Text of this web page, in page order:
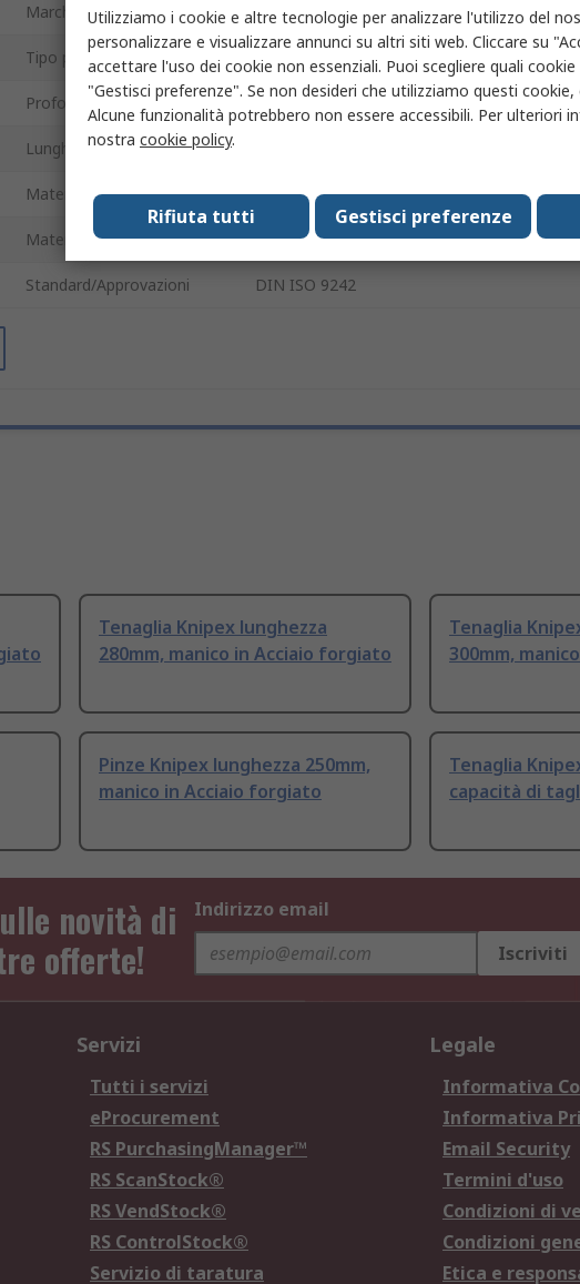
Marchio Knipex
Tipo prodotto Tenaglia
Profondità di taglio 2.4 mm
Lunghezza complessiva
Materiale maniglia Acciaio forgiato
Materiale ganasce Acciaio speciale per utensili di alta qualità
Standard/Approvazioni DIN ISO 9242
Tenaglia Knipex lunghezza
280mm, manico in Acciaio forgiato
Tenaglia
300mm,
Pinze Knipex lunghezza 250mm,
manico in Acciaio forgiato
Tenaglia
capacità di
novità di
offerte!
Indirizzo email
Iscriviti
Servizi
Tutti i servizi
eProcurement
RS PurchasingManager™
RS ScanStock®
RS VendStock®
RS ControlStock®
Servizio di taratura
Legale
Informativa
Informativa
Email Security
Termini d'uso
Condizioni di
Condizioni
Etica e
Utilizziamo i cookie e altre tecnologie per analizzare l'utilizzo del
personalizzare e visualizzare annunci su altri siti web. Cliccare su
accettare l'uso dei cookie non essenziali. Puoi scegliere quali
"Gestisci preferenze". Se non desideri che utilizziamo questi
Alcune funzionalità potrebbero non essere accessibili. Per ulteriori
nostra cookie policy.
Gestisci preferenze
Rifiuta tutti